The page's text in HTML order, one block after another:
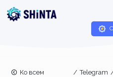
Ко всем
/ Telegram